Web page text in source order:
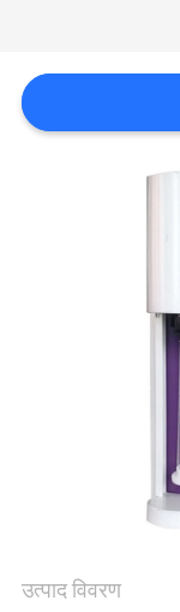
एक
उद्धरण
उत्पाद विवरण